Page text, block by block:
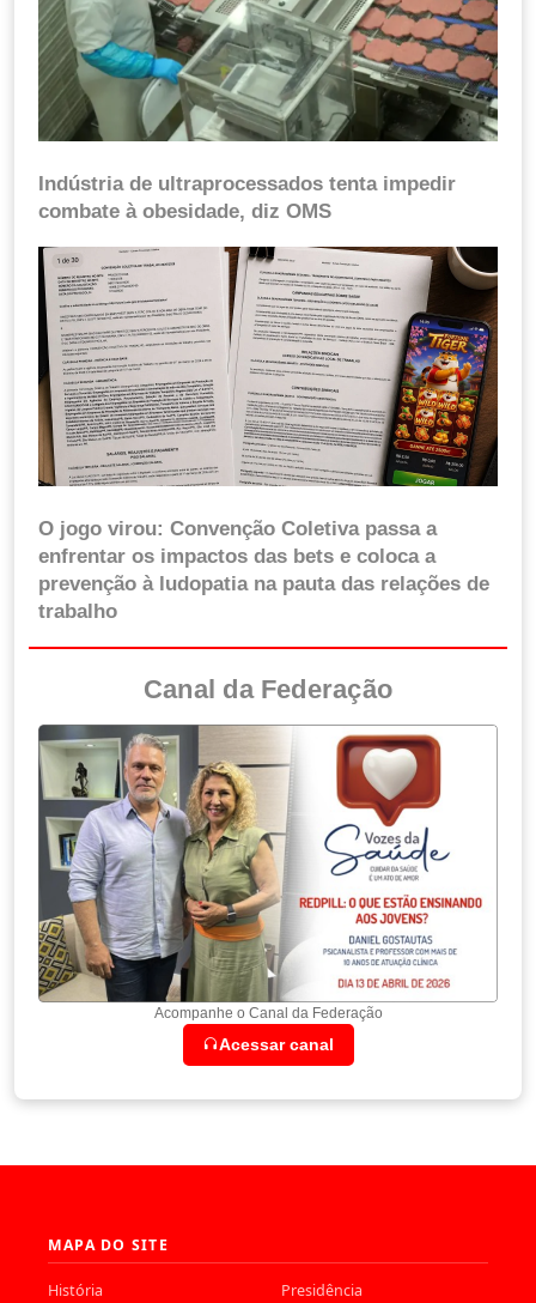
Indústria de ultraprocessados tenta impedir
combate à obesidade, diz OMS
O jogo virou: Convenção Coletiva passa a
enfrentar os impactos das bets e coloca a
prevenção à ludopatia na pauta das relações de
trabalho
Canal da Federação
Acompanhe o Canal da Federação
Acessar canal
MAPA DO SITE
História Presidência